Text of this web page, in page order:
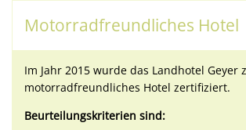
Motorradfreundliches Hotel
Im Jahr 2015 wurde das Landhotel Geyer
motorradfreundliches Hotel zertifiziert.
Beurteilungskriterien sind: